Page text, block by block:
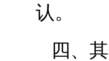
认。
四、